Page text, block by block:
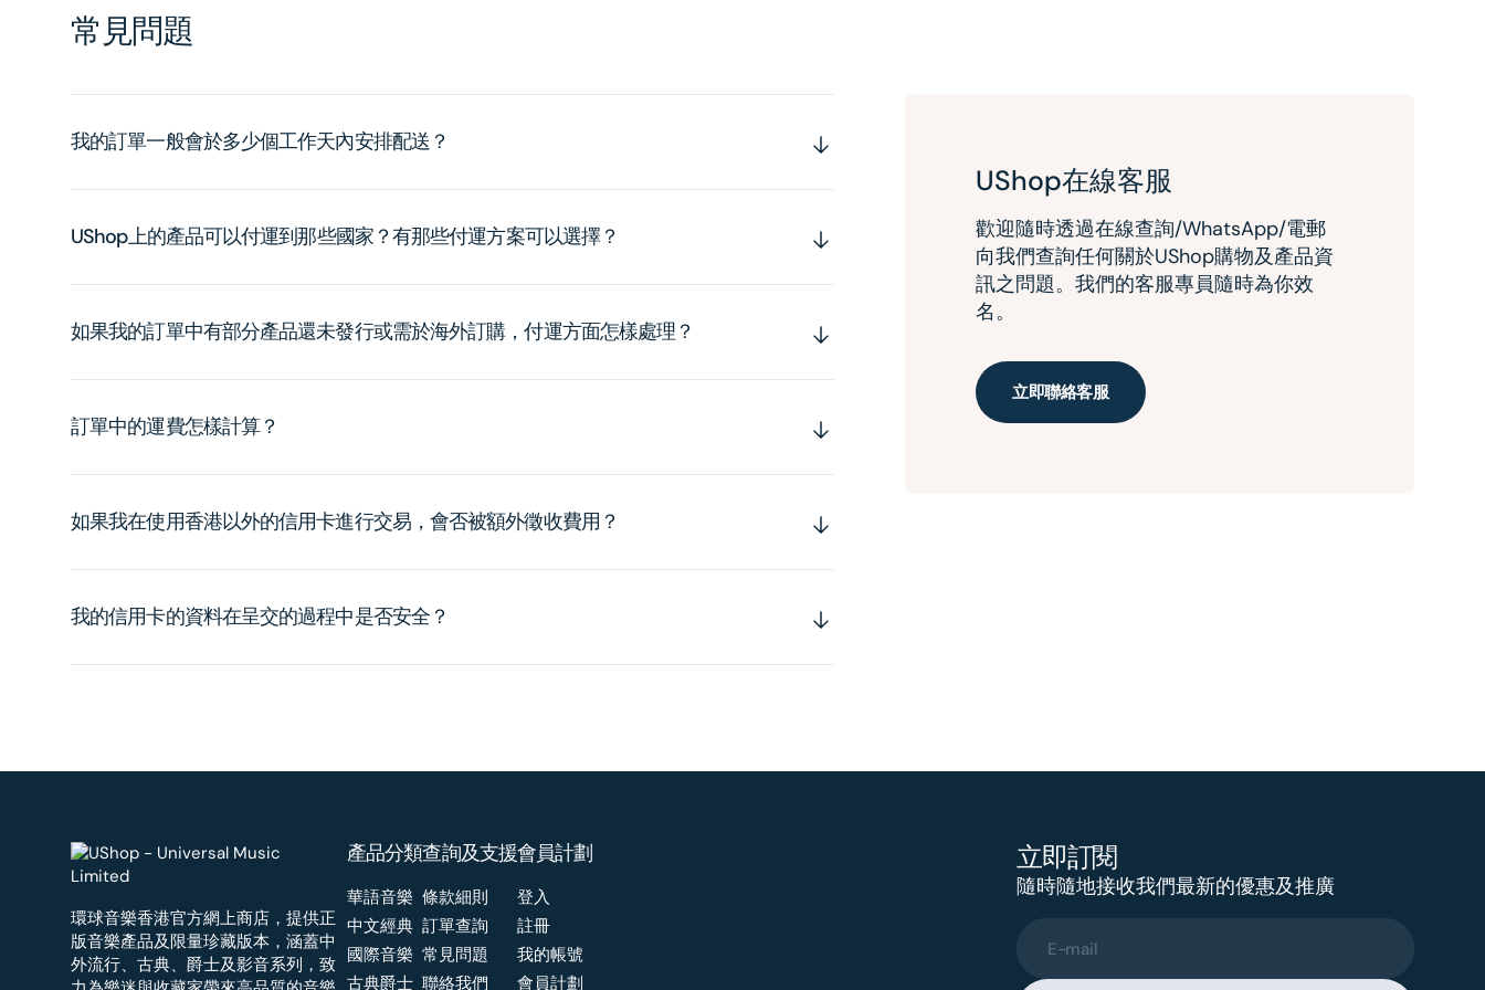
常見問題
我的訂單一般會於多少個工作天內安排配送？
UShop上的產品可以付運到那些國家？有那些付運方案可以選擇？
如果我的訂單中有部分產品還未發行或需於海外訂購，付運方面怎樣處理？
訂單中的運費怎樣計算？
如果我在使用香港以外的信用卡進行交易，會否被額外徵收費用？
我的信用卡的資料在呈交的過程中是否安全？
UShop在線客服
歡迎隨時透過在線查詢/WhatsApp/電郵
向我們查詢任何關於UShop購物及產品資
訊之問題。我們的客服專員隨時為你效
名。
立即聯絡客服
環球音樂香港官方網上商店，提供正
版音樂產品及限量珍藏版本，涵蓋中
外流行、古典、爵士及影音系列，致
產品分類
華語音樂
中文經典
國際音樂
古典爵士
查詢及支援
條款細則
訂單查詢
常見問題
聯絡我們
會員計劃
登入
註冊
我的帳號
會員計劃
立即訂閱
隨時隨地接收我們最新的優惠及推廣
E-mail